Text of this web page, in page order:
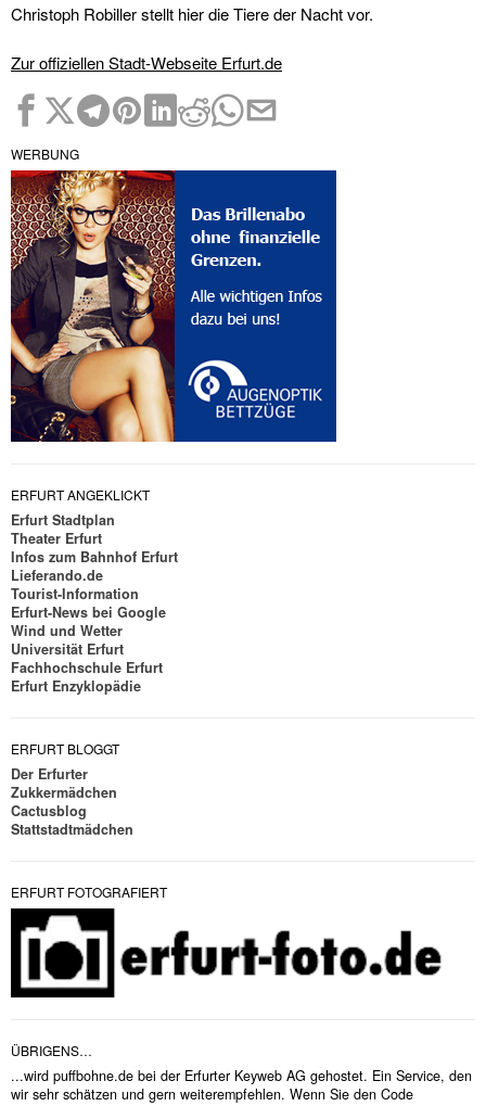
Christoph Robiller stellt hier die Tiere der Nacht vor.
Zur offiziellen Stadt-Webseite Erfurt.de
WERBUNG
ERFURT ANGEKLICKT
Erfurt Stadtplan
Theater Erfurt
Infos zum Bahnhof Erfurt
Lieferando.de
Tourist-Information
Erfurt-News bei Google
Wind und Wetter
Universität Erfurt
Fachhochschule Erfurt
Erfurt Enzyklopädie
ERFURT BLOGGT
Der Erfurter
Zukkermädchen
Cactusblog
Stattstadtmädchen
ERFURT FOTOGRAFIERT
ÜBRIGENS…
...wird puffbohne.de bei der Erfurter Keyweb AG gehostet. Ein Service, den
wir sehr schätzen und gern weiterempfehlen. Wenn Sie den Code